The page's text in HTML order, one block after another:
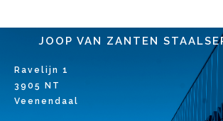
JOOP VAN ZANTEN
Ravelijn 1
3905 NT
Veenendaal